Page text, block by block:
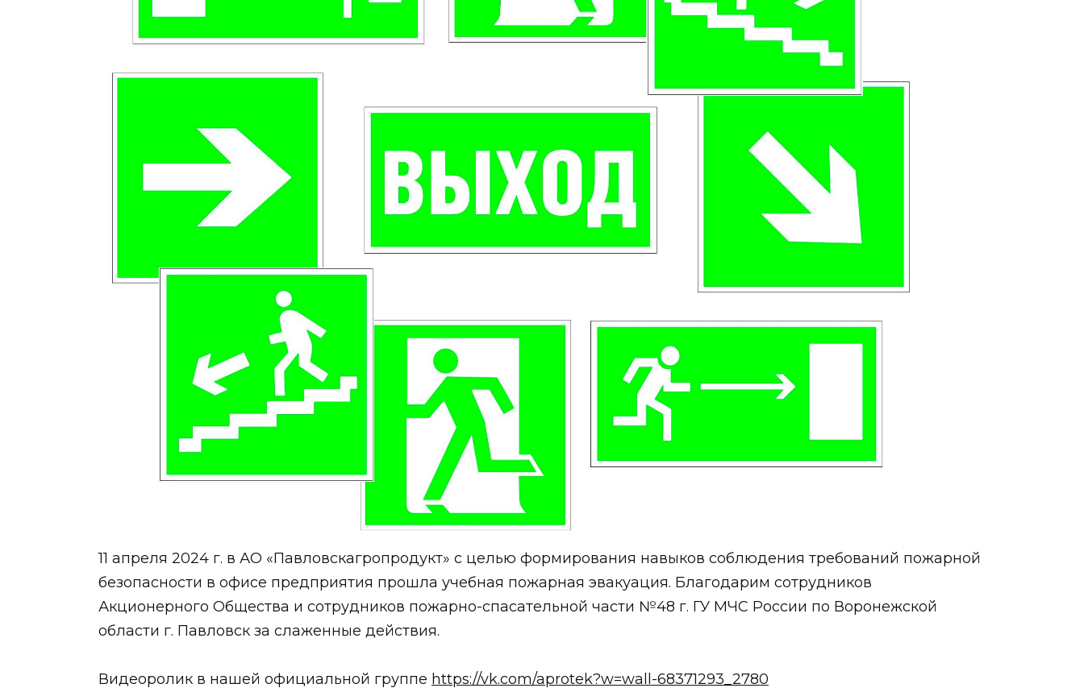
11 апреля 2024 г. в АО «Павловскагропродукт» с целью формирования навыков соблюдения требований пожарной
безопасности в офисе предприятия прошла учебная пожарная эвакуация. Благодарим сотрудников
Акционерного Общества и сотрудников пожарно-спасательной части №48 г. ГУ МЧС России по Воронежской
области г. Павловск за слаженные действия.
Видеоролик в нашей официальной группе https://vk.com/aprotek?w=wall-68371293_2780